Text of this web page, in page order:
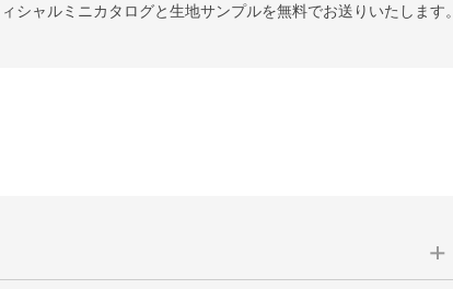
シャルミニカタログと生地サンプルを無料でお送りいたします。